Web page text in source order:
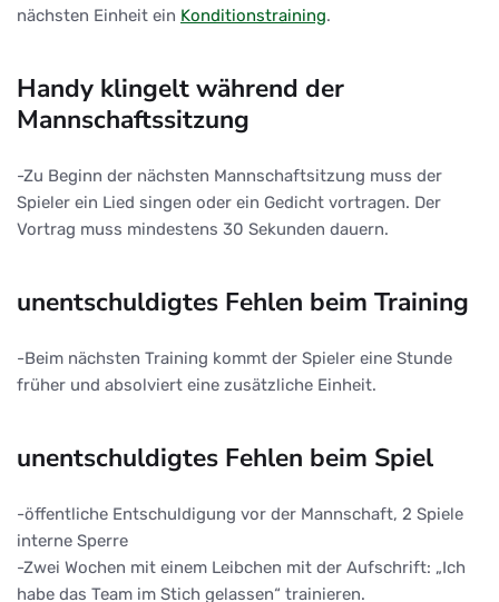
nächsten Einheit ein Konditionstraining.
Handy klingelt während der
Mannschaftssitzung
-Zu Beginn der nächsten Mannschaftsitzung muss der
Spieler ein Lied singen oder ein Gedicht vortragen. Der
Vortrag muss mindestens 30 Sekunden dauern.
unentschuldigtes Fehlen beim Training
-Beim nächsten Training kommt der Spieler eine Stunde
früher und absolviert eine zusätzliche Einheit.
unentschuldigtes Fehlen beim Spiel
-öffentliche Entschuldigung vor der Mannschaft, 2 Spiele
interne Sperre
-Zwei Wochen mit einem Leibchen mit der Aufschrift: „Ich
habe das Team im Stich gelassen“ trainieren.